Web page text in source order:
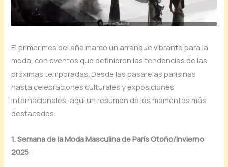
El primer mes del año marcó un arranque vibrante para la
moda, con eventos que definieron las tendencias de las
próximas temporadas. Desde las pasarelas parisinas
hasta celebraciones culturales y exposiciones
internacionales, aquí un resumen de los momentos más
destacados:
1. Semana de la Moda Masculina de París Otoño/Invierno
2025